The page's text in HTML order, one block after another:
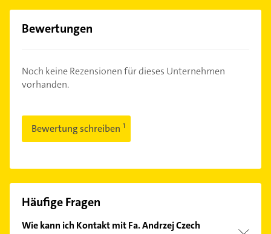
Bewertungen
Noch keine Rezensionen für dieses Unternehmen
vorhanden.
Bewertung schreiben
Häufige Fragen
Wie kann ich Kontakt mit Fa. Andrzej Czech